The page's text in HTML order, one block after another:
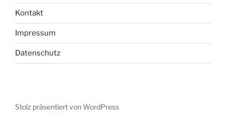
Kontakt
Impressum
Datenschutz
Stolz präsentiert von WordPress